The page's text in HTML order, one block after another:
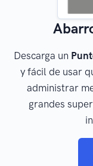
Descarga un
y fácil de usar
administrar
grandes